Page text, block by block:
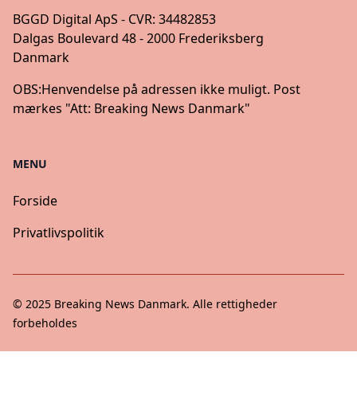
BGGD Digital ApS - CVR: 34482853
Dalgas Boulevard 48 - 2000 Frederiksberg
Danmark
OBS:Henvendelse på adressen ikke muligt. Post
mærkes "Att: Breaking News Danmark"
MENU
Forside
Privatlivspolitik
© 2025 Breaking News Danmark. Alle rettigheder
forbeholdes